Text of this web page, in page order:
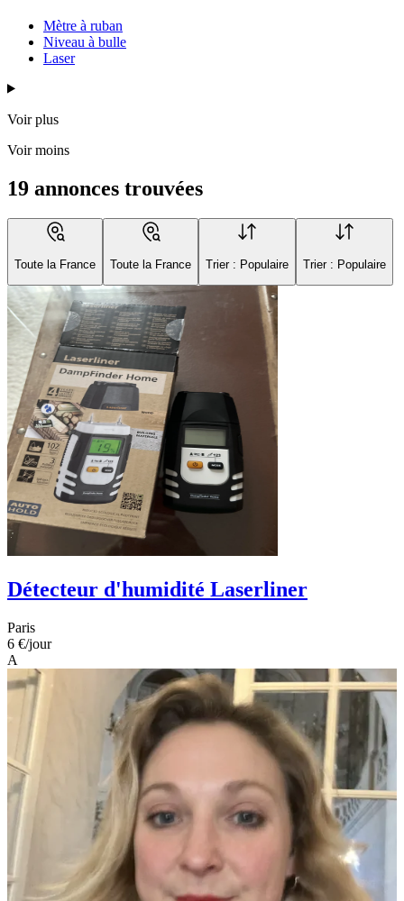
Mètre à ruban
Niveau à bulle
Laser
Voir plus
Voir moins
19 annonces trouvées
Toute la France Toute la France Trier : Populaire Trier : Populaire
Détecteur d'humidité Laserliner
Paris
6 €/jour
A